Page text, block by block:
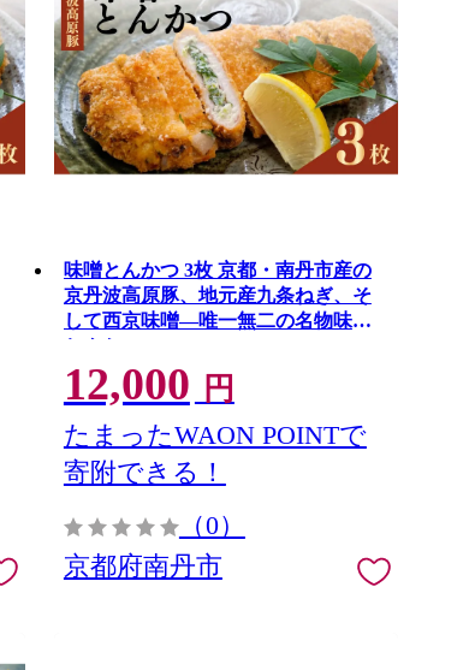
味噌とんかつ 3枚 京都・南丹市産の
京丹波高原豚、地元産九条ねぎ、そ
して西京味噌—唯一無二の名物味噌
とんかつ
12,000 円
たまったWAON POINTで
寄附できる！
（0）
京都府南丹市